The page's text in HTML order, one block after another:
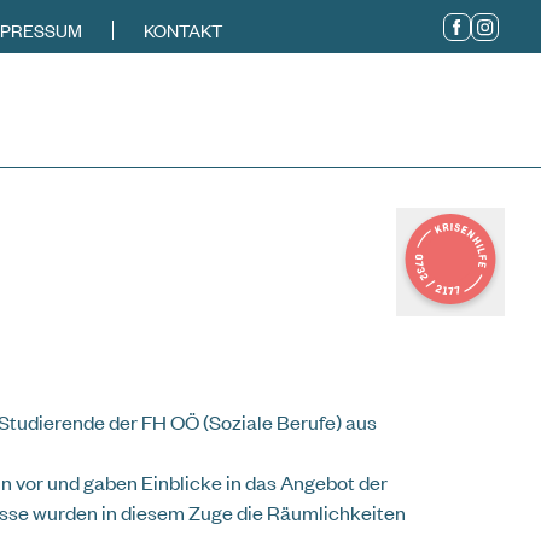
KONTAKT
der FH OÖ (Soziale Berufe) aus
vor und gaben Einblicke in das Angebot der
wurden in diesem Zuge die Räumlichkeiten